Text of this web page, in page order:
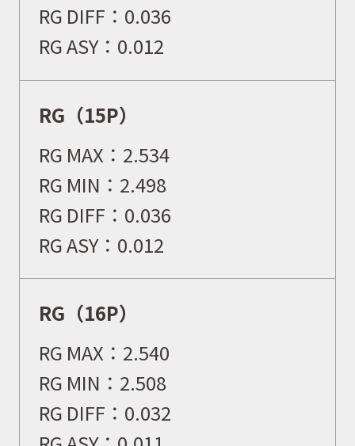
RG DIFF： 0.036
RG ASY： 0.012
RG（15P）
RG MAX： 2.534
RG MIN： 2.498
RG DIFF： 0.036
RG ASY： 0.012
RG（16P）
RG MAX： 2.540
RG MIN： 2.508
RG DIFF： 0.032